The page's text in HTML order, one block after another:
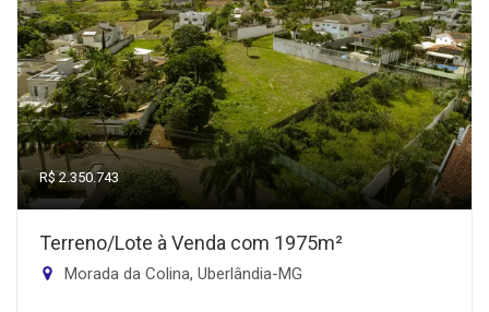
R$ 2.350.743
Terreno/Lote à Venda com 1975m²
Morada da Colina, Uberlândia-MG